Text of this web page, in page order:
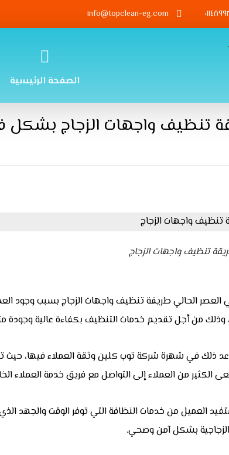
info@topclean-eg.com
الصفحة الرئيسية
تنظيف واجهات الزجاج بشكل
تنظيف واجهات الزجاج
العصر الحالي طريقة تنظيف واجهات الزجاج بسبب وجود
وذلك من أجل تقديم خدمات التنظيف بكفاءة عالية وجودة
ذلك في شهرة شركة توب كلين وثقة العملاء فيها، حيث
الكثير من العملاء إلى التواصل مع فريق خدمة العملاء
العميل من خدمات النظافة التي توفر الوقت
الزجاجية بشكل آمن وصحي.